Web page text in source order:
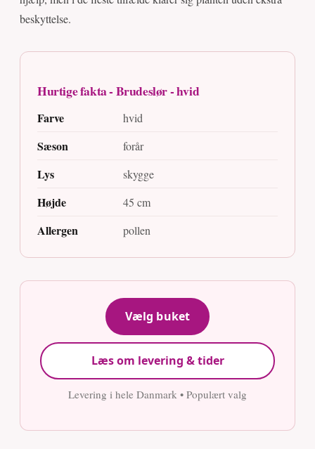
beskyttelse.
Hurtige fakta - Brudeslør - hvid
Farve hvid
Sæson forår
Lys skygge
Højde 45 cm
Allergen pollen
Vælg buket
Læs om levering & tider
Levering i hele Danmark • Populært valg